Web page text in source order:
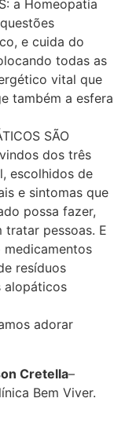
a Homeopatia
e cuida do
todas as
vital que
também a esfera
SÃO
dos três
escolhidos de
e sintomas que
possa fazer,
tratar pessoas. E
medicamentos
resíduos
alopáticos
adorar
Cretella–
Bem Viver.